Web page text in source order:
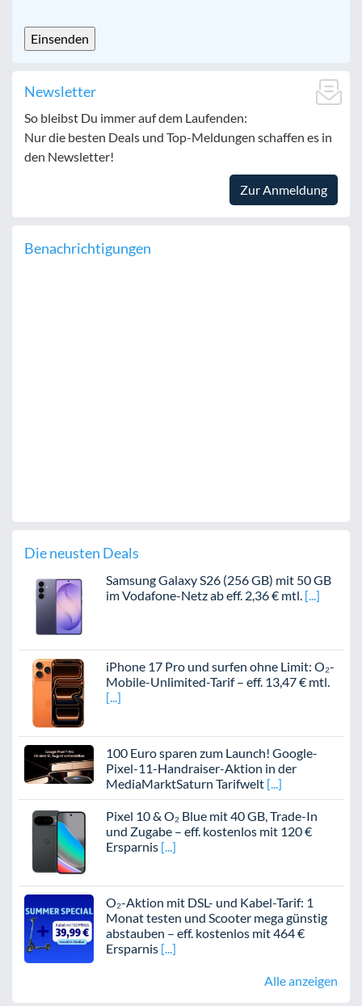
Newsletter
So bleibst Du immer auf dem Laufenden:
Nur die besten Deals und Top-Meldungen schaffen es in
den Newsletter!
Zur Anmeldung
Benachrichtigungen
Die neusten Deals
Samsung Galaxy S26 (256 GB) mit 50 GB
im Vodafone-Netz ab eff. 2,36 € mtl.
iPhone 17 Pro und surfen ohne Limit: O₂-
Mobile-Unlimited-Tarif – eff. 13,47 € mtl.
100 Euro sparen zum Launch! Google-
Pixel-11-Handraiser-Aktion in der
MediaMarktSaturn Tarifwelt
Pixel 10 & O₂ Blue mit 40 GB, Trade-In
und Zugabe – eff. kostenlos mit 120 €
Ersparnis
O₂-Aktion mit DSL- und Kabel-Tarif: 1
Monat testen und Scooter mega günstig
abstauben – eff. kostenlos mit 464 €
Ersparnis
Alle anzeigen